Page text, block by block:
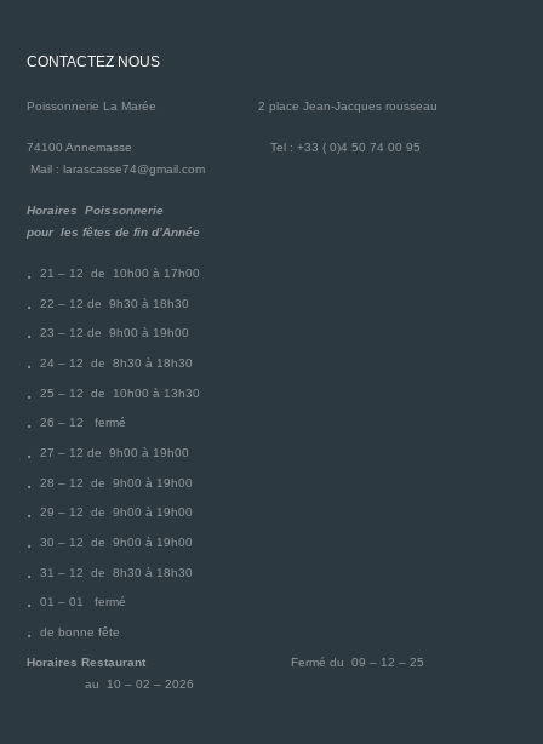
CONTACTEZ NOUS
Poissonnerie La Marée2 place Jean-Jacques rousseau
74100 AnnemasseTel : +33 ( 0)4 50 74 00 95
Mail : larascasse74@gmail.com
Horaires Poissonnerie
pour les fêtes de fin d’Année
21 – 12 de 10h00 à 17h00
22 – 12 de 9h30 à 18h30
23 – 12 de 9h00 à 19h00
24 – 12 de 8h30 à 18h30
25 – 12 de 10h00 à 13h30
26 – 12 fermé
27 – 12 de 9h00 à 19h00
28 – 12 de 9h00 à 19h00
29 – 12 de 9h00 à 19h00
30 – 12 de 9h00 à 19h00
31 – 12 de 8h30 à 18h30
01 – 01 fermé
de bonne fête
Horaires Restaurant Fermé du 09 – 12 – 25
au 10 – 02 – 2026